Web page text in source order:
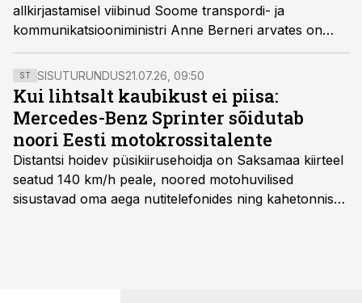
allkirjastamisel viibinud Soome transpordi- ja
kommunikatsiooniministri Anne Berneri arvates on
realistlik, et Tallinna ja Helsingit ühendava tunneli
ehitustöödega võidakse algust teha kümne aasta
jooksul.
ST SISUTURUNDUS21.07.26, 09:50
Kui lihtsalt kaubikust ei piisa:
Mercedes-Benz Sprinter sõidutab
noori Eesti motokrossitalente
Distantsi hoidev püsikiirusehoidja on Saksamaa kiirteel
seatud 140 km/h peale, noored motohuvilised
sisustavad oma aega nutitelefonides ning kahetonnises